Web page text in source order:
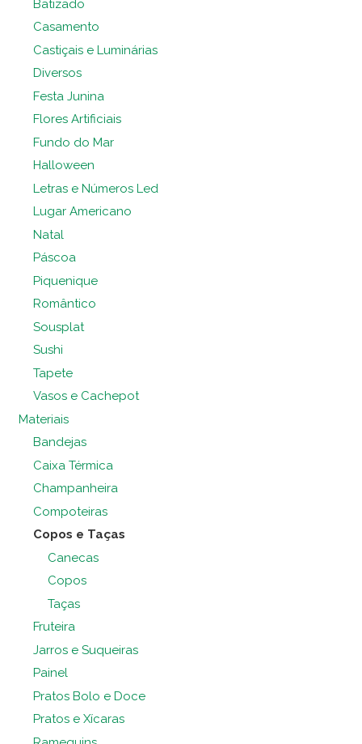
Batizado
Casamento
Castiçais e Luminárias
Diversos
Festa Junina
Flores Artificiais
Fundo do Mar
Halloween
Letras e Números Led
Lugar Americano
Natal
Páscoa
Piquenique
Romântico
Sousplat
Sushi
Tapete
Vasos e Cachepot
Materiais
Bandejas
Caixa Térmica
Champanheira
Compoteiras
Copos e Taças
Canecas
Copos
Taças
Fruteira
Jarros e Suqueiras
Painel
Pratos Bolo e Doce
Pratos e Xícaras